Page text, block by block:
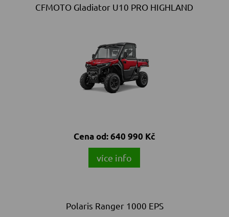
CFMOTO Gladiator U10 PRO HIGHLAND
Cena od:640 990 Kč
více info
Polaris Ranger 1000 EPS